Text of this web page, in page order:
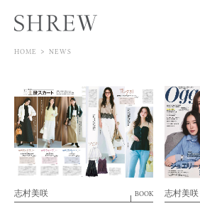
HOME > NEWS
志村美咲 BOOK 志村美咲
MODEL
ACTOR
SPECIALIST